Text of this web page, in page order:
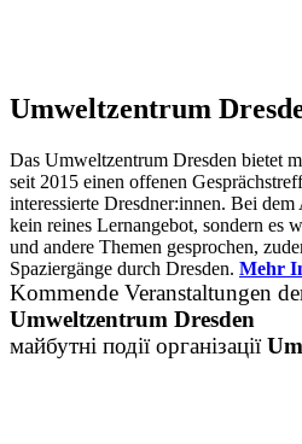
Umweltzentrum
Das Umweltzentrum Dresden bietet
seit 2015 einen offenen
interessierte Dresdner:innen. Bei
kein reines Lernangebot, sondern es
und andere Themen gesprochen,
Spaziergänge durch Dresden. Mehr
Kommende Veranstaltungen
Umweltzentrum Dresden
майбутні події організації